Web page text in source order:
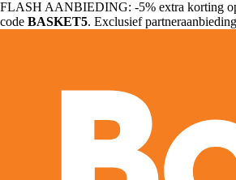
FLASH AANBIEDING: -5% extra korting
code BASKET5. Exclusief